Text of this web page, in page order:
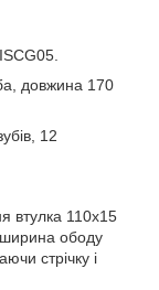
довжина 170
12
втулка 110x15
ободу
стрічку і